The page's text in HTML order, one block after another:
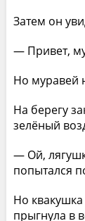
Затем он
— Привет,
Но муравей
На берегу
зелёный
— Ой,
попытался
Но
прыгнула в